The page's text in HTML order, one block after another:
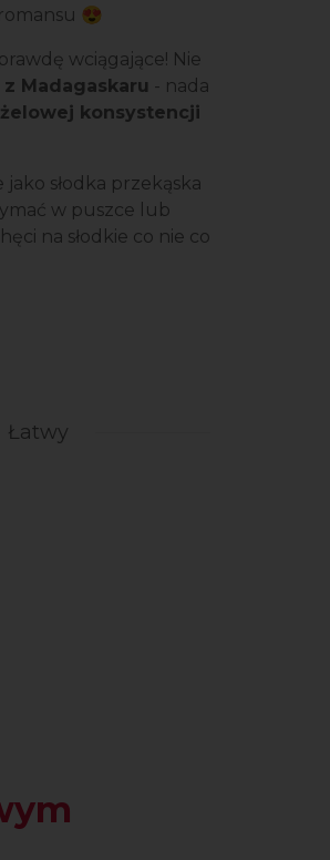
😍
wciągające! Nie
Madagaskaru - nada
konsystencji
słodka przekąska
w puszce lub
na słodkie co nie co
Łatwy